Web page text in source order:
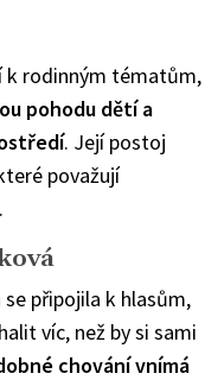
k rodinným tématům,
pohodu dětí a
. Její postoj
považují
připojila k hlasům,
víc, než by si sami
chování vnímá